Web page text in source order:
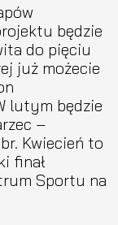
będzie
do pięciu
już możecie
lutym będzie
–
Kwiecień to
finał
Sportu na